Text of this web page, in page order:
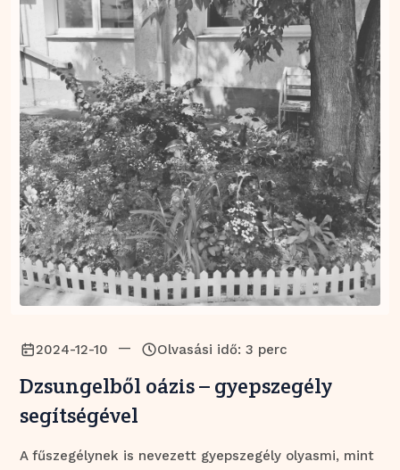
2024-12-10 — Olvasási idő: 3 perc
Dzsungelből oázis – gyepszegély
segítségével
A fűszegélynek is nevezett gyepszegély olyasmi, mint